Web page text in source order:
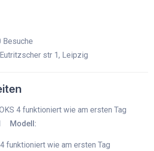
Besuche
str 1, Leipzig
4 funktioniert wie am ersten Tag
Modell:
funktioniert wie am ersten Tag